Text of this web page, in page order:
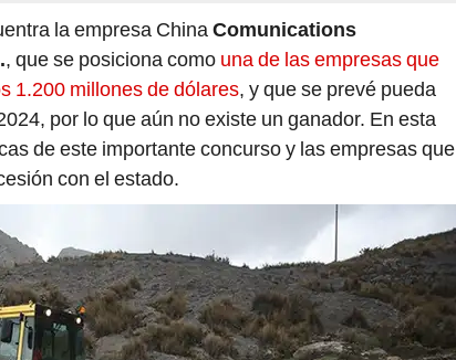
la empresa China Comunications
, que se posiciona como una de las empresas que
1.200 millones de dólares, y que se prevé pueda
por lo que aún no existe un ganador. En esta
de este importante concurso y las empresas que
con el estado.